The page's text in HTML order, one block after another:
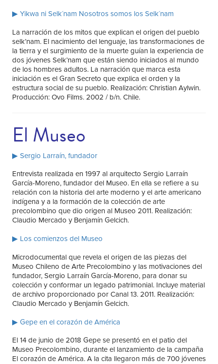
▶ Yikwa ni Selk´nam Nosotros somos los Selk´nam
La narración de los mitos que explican el origen del pueblo
selk’nam. El nacimiento del lenguaje, las transformaciones de
la tierra y el surgimiento de la muerte guían la experiencia de
dos jóvenes Selk’nam que están siendo iniciados al mundo
de los hombres adultos. La narración que marca esta
iniciación es el Gran Secreto que explica el orden y la
estructura social de su pueblo. Realización: Christian Aylwin.
Producción: Ovo Films. 2002 / b/n. Chile.
El Museo
▶ Sergio Larraín, fundador
Entrevista realizada en 1997 al arquitecto Sergio Larraín
García-Moreno, fundador del Museo. En ella se refiere a su
relación con la historia del arte moderno y el arte americano
indígena y a la formación de la colección de arte
precolombino que dio origen al Museo 2011. Realización:
Claudio Mercado y Benjamín Gelcich.
▶ Los comienzos del Museo
Microdocumental que revela el origen de las piezas del
Museo Chileno de Arte Precolombino y las motivaciones del
fundador, Sergio Larraín García-Moreno, para donar su
colección y conformar un legado patrimonial. Incluye material
de archivo proporcionado por Canal 13. 2011. Realización:
Claudio Mercado y Benjamín Gelcich.
▶ Gepe en el corazón de América
El 14 de junio de 2018 Gepe se presentó en el patio del
Museo Precolombino, durante el lanzamiento de la campaña
El corazón de América. A la cita llegaron más de 700 jóvenes